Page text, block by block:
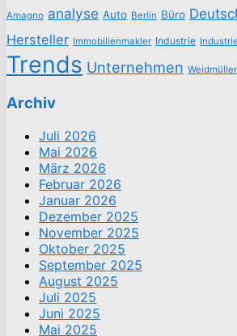
Amagno analyse Auto Berlin Büro
Hersteller Immobilienmakler Industrie
Trends Unternehmen Weidmüller
Archiv
Juli 2026
Mai 2026
März 2026
Februar 2026
Januar 2026
Dezember 2025
November 2025
Oktober 2025
September 2025
August 2025
Juli 2025
Juni 2025
Mai 2025